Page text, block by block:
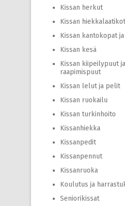
Kissan herkut
Kissan
Kissan kantokopat ja
Kissan kesä
Kissan kiipeilypuut ja
raapimispuut
Kissan lelut ja pelit
Kissan ruokailu
Kissan turkinhoito
Kissanhiekka
Kissanpedit
Kissanpennut
Kissanruoka
Koulutus ja
Seniorikissat